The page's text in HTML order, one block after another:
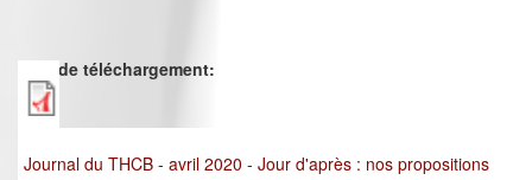
Lien de téléchargement:
Journal du THCB - avril 2020 - Jour d'après : nos propositions